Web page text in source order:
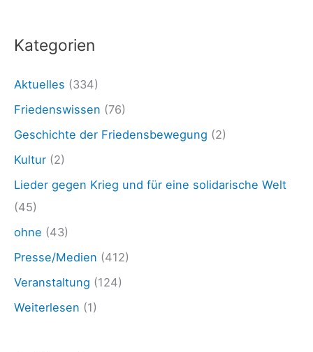
g
Kategorien
Aktuelles (334)
Friedenswissen (76)
Geschichte der Friedensbewegung (2)
Kultur (2)
Lieder gegen Krieg und für eine solidarische Welt
(45)
ohne (43)
Presse/Medien (412)
Veranstaltung (124)
Weiterlesen (1)